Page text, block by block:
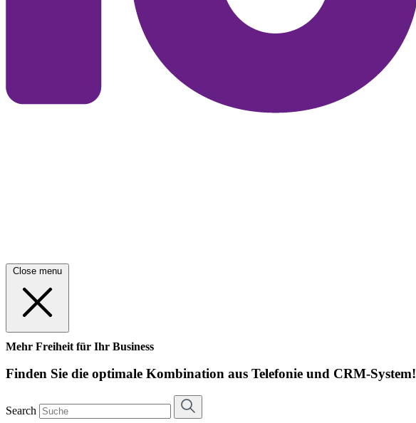
Close menu
Mehr Freiheit für Ihr Business
Finden Sie die optimale Kombination aus Telefonie und CRM-System!
Search